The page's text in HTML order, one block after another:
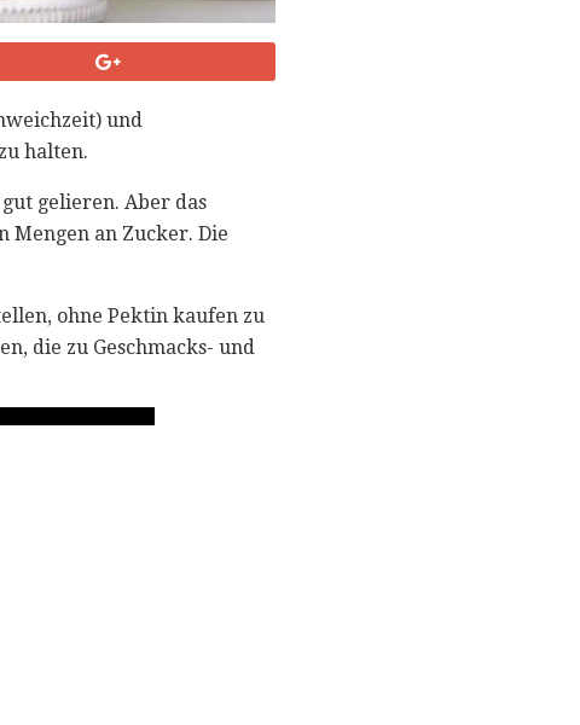
und
halten.
gelieren. Aber das
an Zucker. Die
ohne Pektin kaufen zu
die zu Geschmacks- und